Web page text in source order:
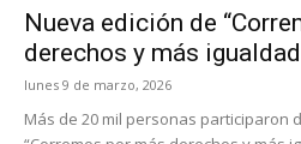
Nueva edición de
derechos y más
lunes 9 de marzo, 2026
Más de 20 mil personas participaron